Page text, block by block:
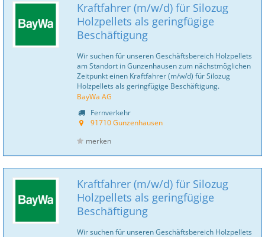
Kraftfahrer (m/w/d) für Silozug
Holzpellets als geringfügige
Beschäftigung
Wir suchen für unseren Geschäftsbereich Holzpellets
am Standort in Gunzenhausen zum nächstmöglichen
Zeitpunkt einen Kraftfahrer (m/w/d) für Silozug
Holzpellets als geringfügige Beschäftigung.
BayWa AG
Fernverkehr
91710 Gunzenhausen
merken
Kraftfahrer (m/w/d) für Silozug
Holzpellets als geringfügige
Beschäftigung
Wir suchen für unseren Geschäftsbereich Holzpellets